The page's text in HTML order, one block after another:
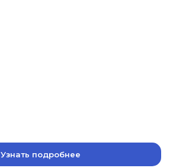
Узнать подробнее